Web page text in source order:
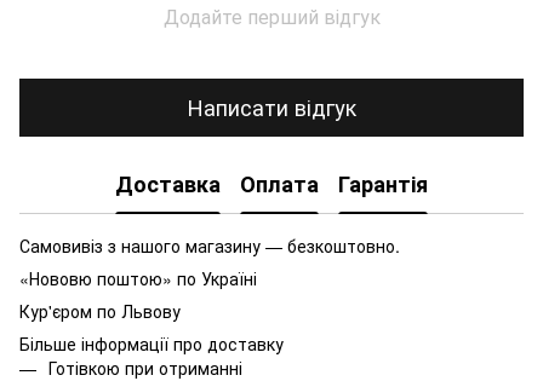
Додайте перший відгук
Написати відгук
Доставка Оплата Гарантія
Самовивіз з нашого магазину — безкоштовно.
«Нововю поштою» по Україні
Кур'єром по Львову
Більше інформації про доставку
Готівкою при отриманні